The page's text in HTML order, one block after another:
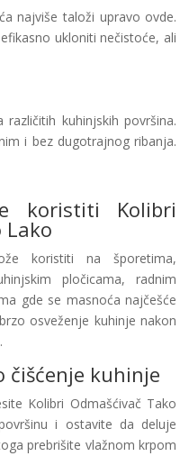
najviše taloži upravo ovde.
ukloniti nečistoće, ali
kuhinjskih površina.
i bez dugotrajnog ribanja.
koristiti Kolibri
Lako
koristiti na šporetima,
pločicama, radnim
gde se masnoća najčešće
osveženje kuhinje nakon
čišćenje kuhinje
Kolibri Odmašćivač Tako
i ostavite da deluje
prebrišite vlažnom krpom